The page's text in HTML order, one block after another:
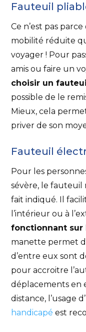
Fauteuil
Ce n’est pas
mobilité réduite
voyager ! Pour
amis ou faire un
choisir un
possible de le
Mieux, cela
priver de son
Fauteuil
Pour les
sévère, le
fait indiqué. Il
l’intérieur ou à
fonctionnant sur
manette permet
d’entre eux sont
pour accroitre
déplacements en
distance, l’usage
handicapé est